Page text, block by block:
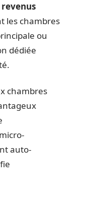
revenus
les chambres
ou
dédiée
chambres
auto-